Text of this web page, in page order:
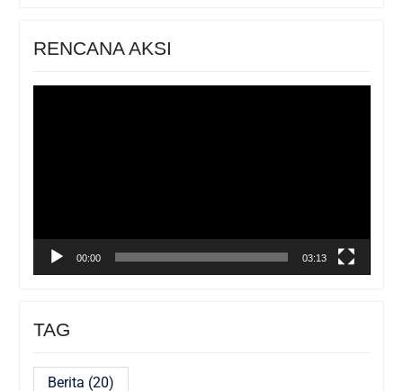
RENCANA AKSI
00:00 03:13
TAG
Berita (20)